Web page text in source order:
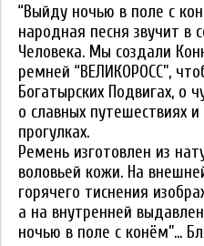
“Выйду ночью в поле с
народная песня звучит в
Человека. Мы создали
ремней “ВЕЛИКОРОСС”,
Богатырских Подвигах, о
о славных путешествиях
прогулках.
Ремень изготовлен из
воловьей кожи. На
горячего тиснения
а на внутренней
ночью в поле с конём”...